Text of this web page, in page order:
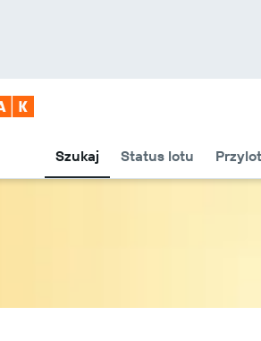
Szukaj Status lotu